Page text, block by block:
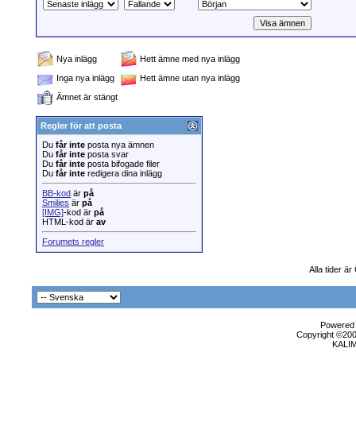
Nya inlägg
Hett ämne med nya inlägg
Inga nya inlägg
Hett ämne utan nya inlägg
Ämnet är stängt
Regler för att posta
Du får inte posta nya ämnen
Du får inte posta svar
Du får inte posta bifogade filer
Du får inte redigera dina inlägg
BB-kod är på
Smilies är på
[IMG]-kod är på
HTML-kod är av
Forumets regler
Alla tider är
Copyright